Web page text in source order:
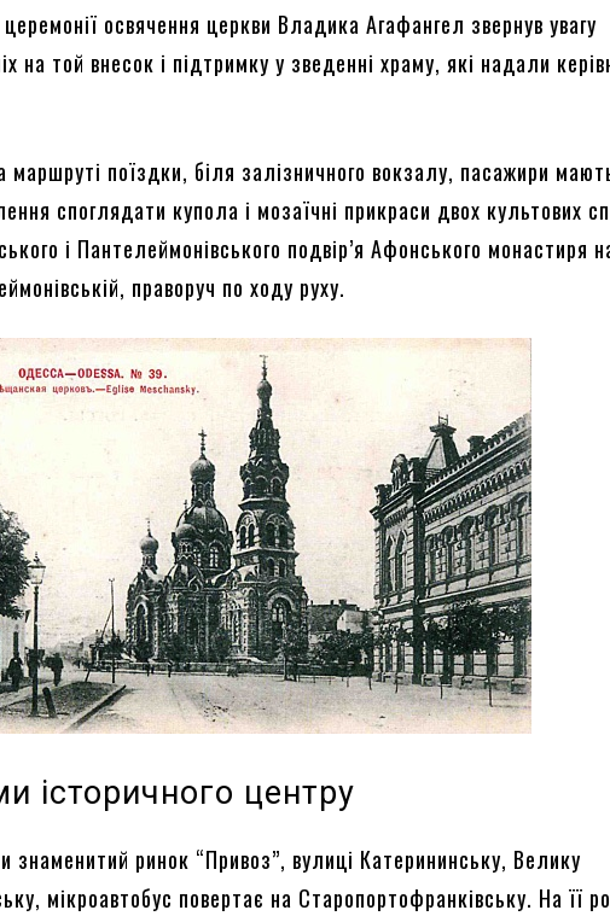
освячення церкви Владика Агафангел звернув увагу
на той внесок і підтримку у зведенні храму, які надали
маршруті поїздки, біля залізничного вокзалу, пасажири
споглядати купола і мозаїчні прикраси двох культових
і Пантелеймонівського подвір’я Афонського монастиря
праворуч по ходу руху.
історичного центру
знаменитий ринок “Привоз”, вулиці Катерининську, Велику
мікроавтобус повертає на Старопортофранківську. На її